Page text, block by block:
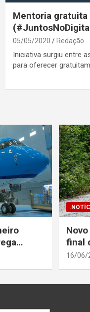
Mentoria gratuita
05/05/2020 Redação
Iniciativa surgiu entre
para oferecer
final
16/06/